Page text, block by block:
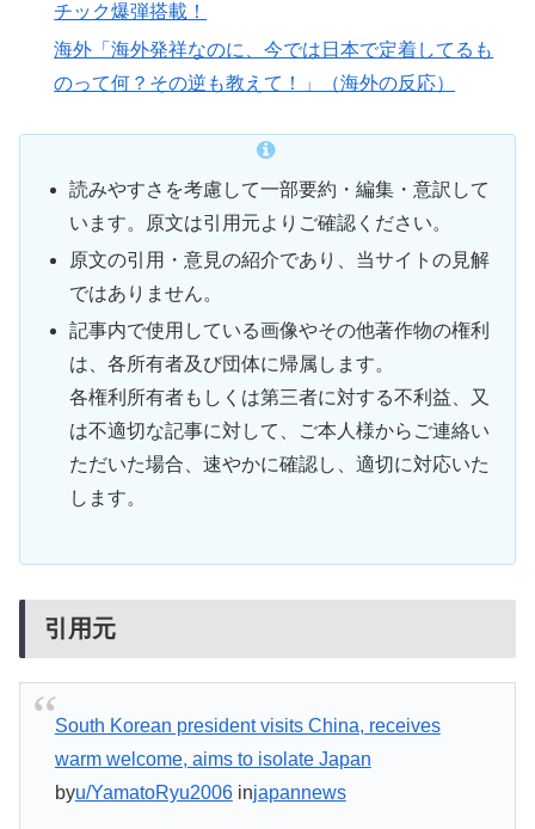
チック爆弾搭載！
海外「海外発祥なのに、今では日本で定着してるも
のって何？その逆も教えて！」（海外の反応）
読みやすさを考慮して一部要約・編集・意訳して
います。原文は引用元よりご確認ください。
原文の引用・意見の紹介であり、当サイトの見解
ではありません。
記事内で使用している画像やその他著作物の権利
は、各所有者及び団体に帰属します。
各権利所有者もしくは第三者に対する不利益、又
は不適切な記事に対して、ご本人様からご連絡い
ただいた場合、速やかに確認し、適切に対応いた
します。
引用元
South Korean president visits China, receives
warm welcome, aims to isolate Japan
byu/YamatoRyu2006injapannews